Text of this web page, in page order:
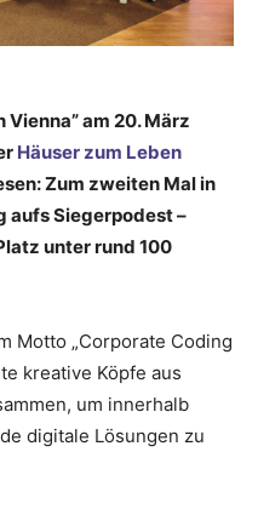
am 20. März
Häuser zum Leben
Zum zweiten Mal in
aufs Siegerpodest –
unter rund 100
Motto „Corporate Coding
kreative Köpfe aus
um innerhalb
digitale Lösungen zu